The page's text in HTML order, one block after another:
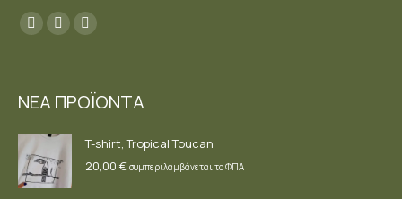
Find us on:
Facebook
in
window
YouTube
window
Instagram
in
window
ΝΕΑ ΠΡΟΪΟΝΤΑ
T-shirt, Tropical Toucan
20,00 € συμπεριλαμβάνεται το ΦΠΑ